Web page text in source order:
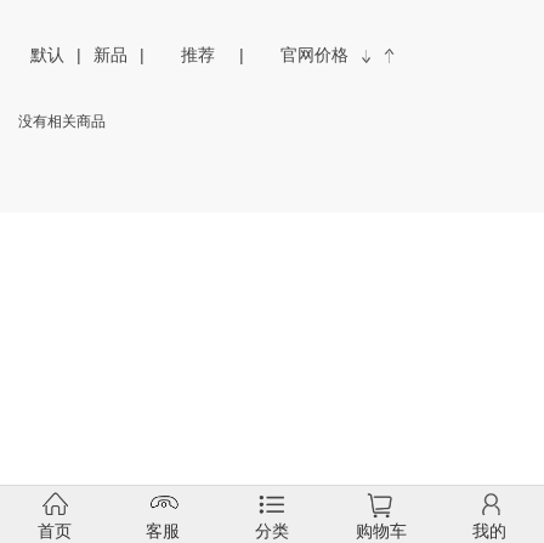
默认 新品 推荐 官网价格
没有相关商品
首页 客服 分类 购物车 我的